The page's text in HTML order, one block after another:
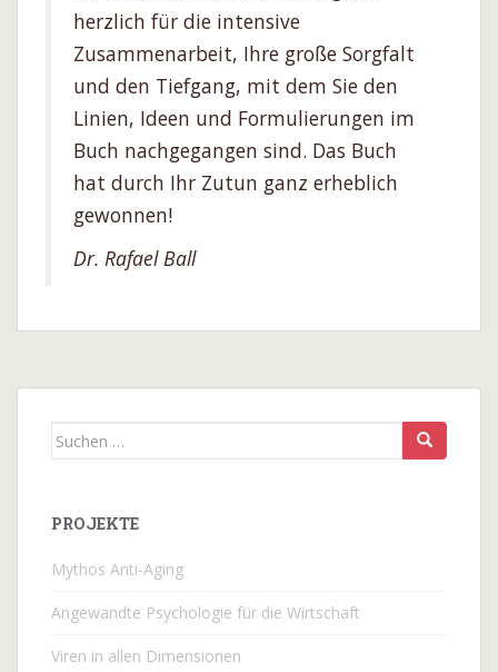
herzlich für die intensive
Zusammenarbeit, Ihre große Sorgfalt
und den Tiefgang, mit dem Sie den
Linien, Ideen und Formulierungen im
Buch nachgegangen sind. Das Buch
hat durch Ihr Zutun ganz erheblich
gewonnen!
Dr. Rafael Ball
Suchen
PROJEKTE
Mythos Anti-Aging
Angewandte Psychologie für die Wirtschaft
Viren in allen Dimensionen